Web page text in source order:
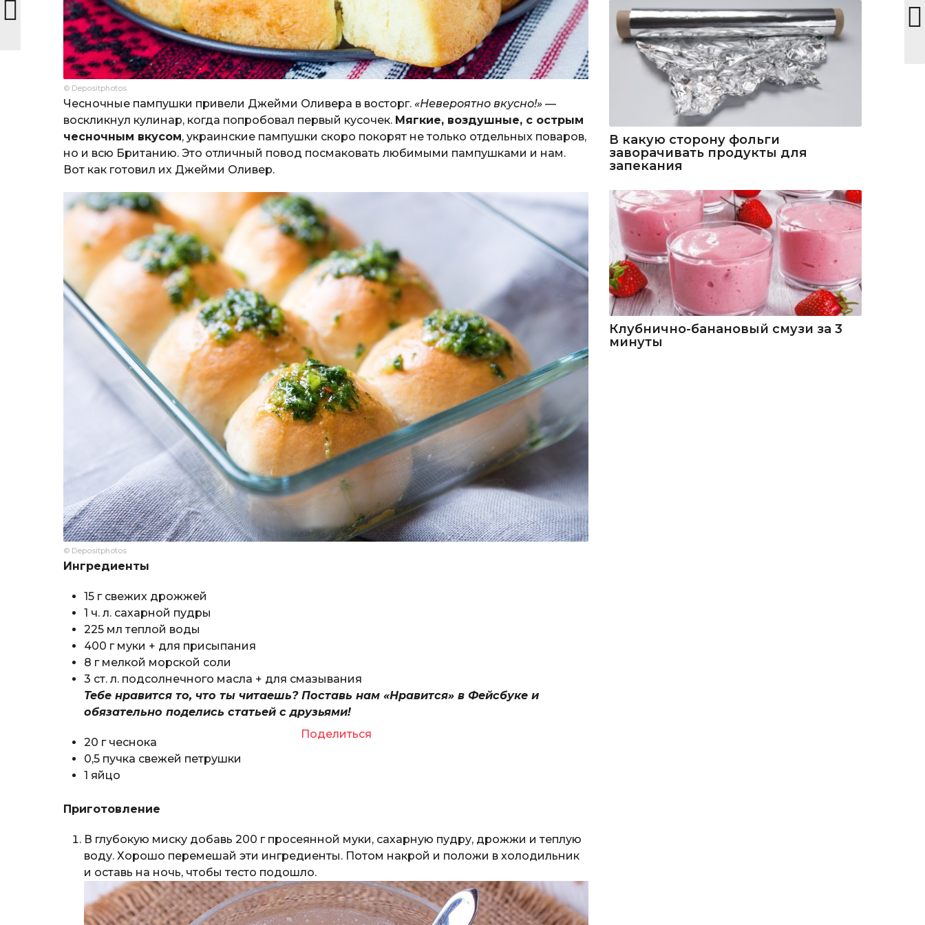
© Depositphotos
Чесночные пампушки привели Джейми Оливера в восторг. «Невероятно вкусно!» —
воскликнул кулинар, когда попробовал первый кусочек. Мягкие, воздушные, с острым
чесночным вкусом, украинские пампушки скоро покорят не только отдельных поваров,
но и всю Британию. Это отличный повод посмаковать любимыми пампушками и нам.
Вот как готовил их Джейми Оливер.
© Depositphotos
Ингредиенты
15 г свежих дрожжей
1 ч. л. сахарной пудры
225 мл теплой воды
400 г муки + для присыпания
8 г мелкой морской соли
3 ст. л. подсолнечного масла + для смазывания
Тебе нравится то, что ты читаешь? Поставь нам «Нравится» в Фейсбуке и
обязательно поделись статьей с друзьями!
Поделиться
20 г чеснока
0,5 пучка свежей петрушки
1 яйцо
Приготовление
В глубокую миску добавь 200 г просеянной муки, сахарную пудру, дрожжи и теплую
воду. Хорошо перемешай эти ингредиенты. Потом накрой и положи в холодильник
и оставь на ночь, чтобы тесто подошло.
В какую сторону фольги
заворачивать продукты для
запекания
Клубнично-банановый смузи за 3
минуты